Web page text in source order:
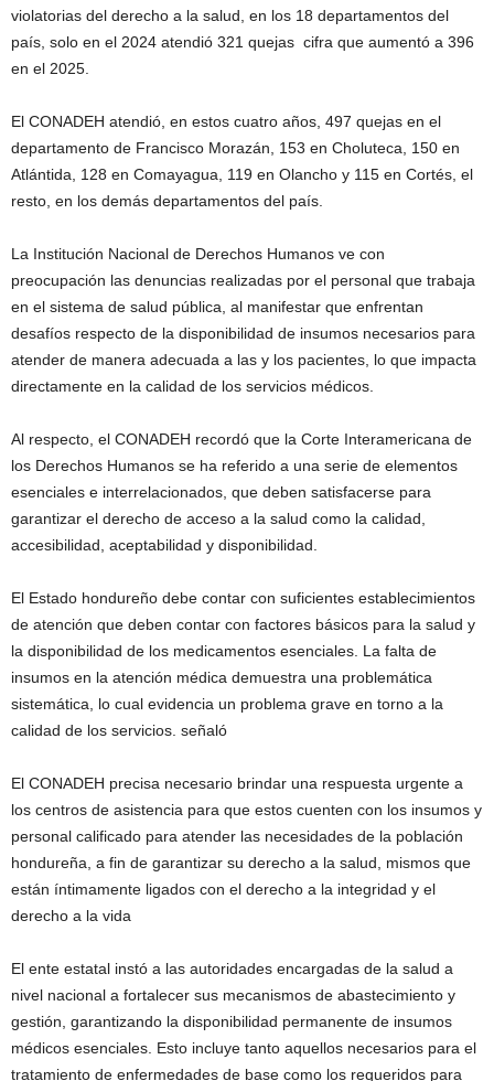
violatorias del derecho a la salud, en los 18 departamentos del
país, solo en el 2024 atendió 321 quejas cifra que aumentó a 396
en el 2025.
El CONADEH atendió, en estos cuatro años, 497 quejas en el
departamento de Francisco Morazán, 153 en Choluteca, 150 en
Atlántida, 128 en Comayagua, 119 en Olancho y 115 en Cortés, el
resto, en los demás departamentos del país.
La Institución Nacional de Derechos Humanos ve con
preocupación las denuncias realizadas por el personal que trabaja
en el sistema de salud pública, al manifestar que enfrentan
desafíos respecto de la disponibilidad de insumos necesarios para
atender de manera adecuada a las y los pacientes, lo que impacta
directamente en la calidad de los servicios médicos.
Al respecto, el CONADEH recordó que la Corte Interamericana de
los Derechos Humanos se ha referido a una serie de elementos
esenciales e interrelacionados, que deben satisfacerse para
garantizar el derecho de acceso a la salud como la calidad,
accesibilidad, aceptabilidad y disponibilidad.
El Estado hondureño debe contar con suficientes establecimientos
de atención que deben contar con factores básicos para la salud y
la disponibilidad de los medicamentos esenciales. La falta de
insumos en la atención médica demuestra una problemática
sistemática, lo cual evidencia un problema grave en torno a la
calidad de los servicios. señaló
El CONADEH precisa necesario brindar una respuesta urgente a
los centros de asistencia para que estos cuenten con los insumos y
personal calificado para atender las necesidades de la población
hondureña, a fin de garantizar su derecho a la salud, mismos que
están íntimamente ligados con el derecho a la integridad y el
derecho a la vida
El ente estatal instó a las autoridades encargadas de la salud a
nivel nacional a fortalecer sus mecanismos de abastecimiento y
gestión, garantizando la disponibilidad permanente de insumos
médicos esenciales. Esto incluye tanto aquellos necesarios para el
tratamiento de enfermedades de base como los requeridos para